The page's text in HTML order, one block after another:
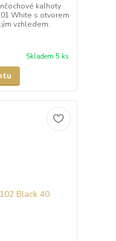
kalhoty
White s otvorem
vzhledem.
Skladem 5 ks